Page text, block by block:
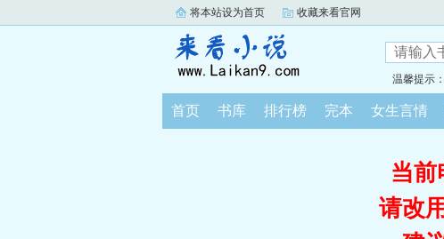
将本站设为首页 收藏来看官网
温馨提示
首页 书库 排行榜 完本 女生言情
当
请改